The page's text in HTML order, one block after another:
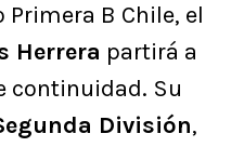
B Chile, el
Herrera partirá a
continuidad. Su
División,